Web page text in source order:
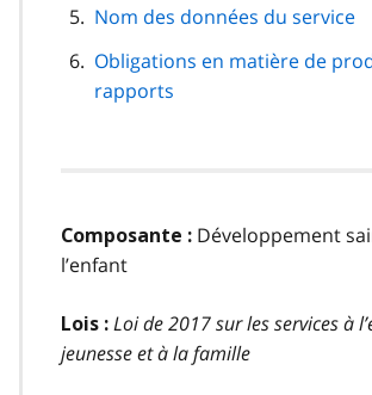
Nom des données du service
Obligations en matière de
rapports
Composante : Développement
l’enfant
Lois : Loi de 2017 sur les services à
jeunesse et à la famille